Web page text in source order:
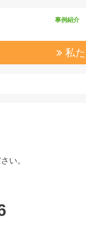
事例紹介
私
い。